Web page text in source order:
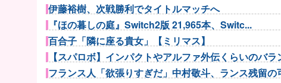
伊藤裕樹、次戦勝利でタイトルマッチへ
『ほの暮しの庭』Switch2版 21,965本、Switc...
百合子「隣に座る貴女」【ミリマス】
【スパロボ】インパクトやアルファ外伝くらいのバ
フランス人「欲張りすぎだ」中村敬斗、ランス残留の